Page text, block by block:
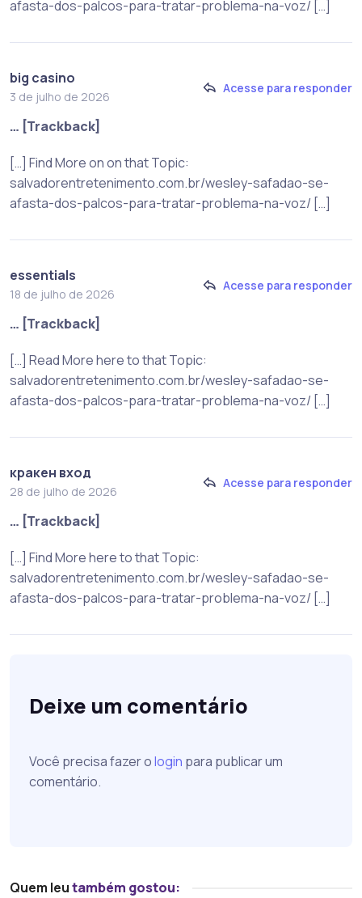
afasta-dos-palcos-para-tratar-problema-na-voz/ […]
big casino
3 de julho de 2026
Acesse para responder
… [Trackback]
[…] Find More on on that Topic:
salvadorentretenimento.com.br/wesley-safadao-se-
afasta-dos-palcos-para-tratar-problema-na-voz/ […]
essentials
18 de julho de 2026
Acesse para responder
… [Trackback]
[…] Read More here to that Topic:
salvadorentretenimento.com.br/wesley-safadao-se-
afasta-dos-palcos-para-tratar-problema-na-voz/ […]
кракен вход
28 de julho de 2026
Acesse para responder
… [Trackback]
[…] Find More here to that Topic:
salvadorentretenimento.com.br/wesley-safadao-se-
afasta-dos-palcos-para-tratar-problema-na-voz/ […]
Deixe um comentário
Você precisa fazer ologin para publicar um
comentário.
Quem leutambém gostou: